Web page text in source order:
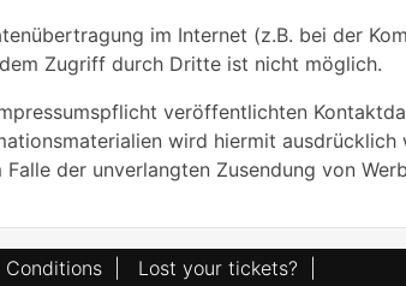
im Internet (z.B. bei der
Zugriff durch Dritte ist nicht möglich.
veröffentlichten
wird hiermit
der unverlangten Zusendung von
Conditions Lost your tickets?